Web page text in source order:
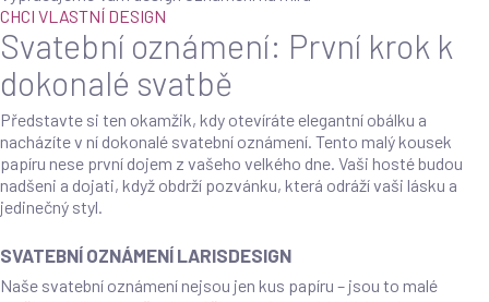
CHCI VLASTNÍ DESIGN
Svatební oznámení: První krok k
dokonalé svatbě
Představte si ten okamžik, kdy otevíráte elegantní obálku a
nacházíte v ní dokonalé svatební oznámení. Tento malý kousek
papíru nese první dojem z vašeho velkého dne. Vaši hosté budou
nadšeni a dojati, když obdrží pozvánku, která odráží vaši lásku a
jedinečný styl.
SVATEBNÍ OZNÁMENÍ LARISDESIGN
Naše svatební oznámení nejsou jen kus papíru – jsou to malé